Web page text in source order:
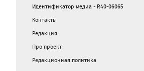
Идентификатор медиа - R40-06065
Контакты
Редакция
Про проект
Редакционная политика